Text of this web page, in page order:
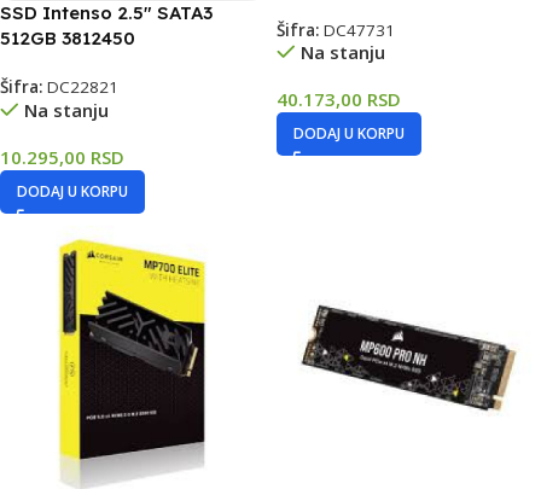
SSD Intenso 2.5″ SATA3
512GB 3812450
Šifra: DC22821
Na stanju
10.295,00 RSD
DODAJ U KORPU
Šifra: DC47731
Na stanju
40.173,00 RSD
DODAJ U KORPU